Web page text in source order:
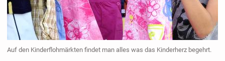
Auf den Kinderflohmärkten findet man alles was das Kinderherz begehrt.